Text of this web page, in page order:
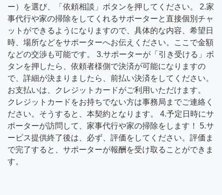
ー）を選び、「依頼相談」ボタンを押してください。 2.家
事代行や家の掃除をしてくれるサポーターと直接個別チャ
ットができるようになりますので、具体的な内容、希望日
時、場所などをサポーターへお伝えください。ここで金額
などの交渉も可能です。 3.サポーターが「引き受ける」ボ
タンを押したら、依頼者様側で決済が可能になりますの
で、詳細が決まりましたら、前払い決済をしてください。
お支払いは、クレジットカードがご利用いただけます。
クレジットカードをお持ちでない方は事務局までご連絡く
ださい。そうすると、本契約となります。 4.予定日時にサ
ポーターが訪問して、家事代行や家の掃除をします！ 5.サ
ービス提供終了後は、必ず、評価をしてください。評価ま
で完了すると、サポーターが報酬を受け取ることができま
す。